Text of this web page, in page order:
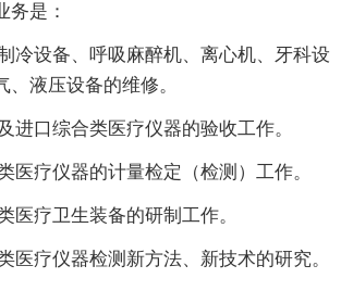
务是：
冷设备、呼吸麻醉机、离心机、牙科设
液压设备的维修。
进口综合类医疗仪器的验收工作。
医疗仪器的计量检定（检测）工作。
医疗卫生装备的研制工作。
医疗仪器检测新方法、新技术的研究。